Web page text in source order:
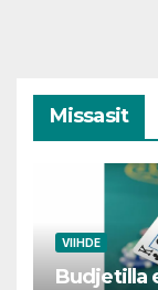
Missasit
VIIHDE
Budjetilla